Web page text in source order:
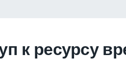
к ресурсу